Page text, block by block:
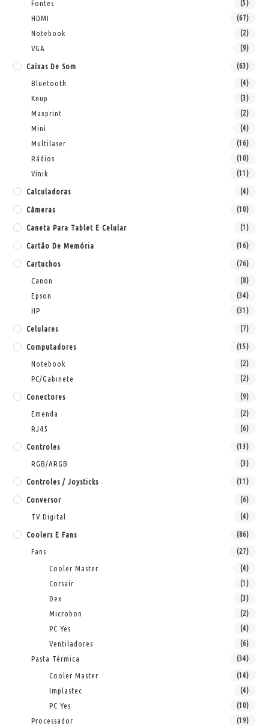
Fontes (5)
HDMI (67)
Notebook (2)
VGA (9)
Caixas De Som (63)
Bluetooth (4)
Knup (3)
Maxprint (2)
Mini (4)
Multilaser (16)
Rádios (10)
Vinik (11)
Calculadoras (4)
Câmeras (10)
Caneta Para Tablet E Celular (1)
Cartão De Memória (16)
Cartuchos (76)
Canon (8)
Epson (34)
HP (31)
Celulares (7)
Computadores (15)
Notebook (2)
PC/Gabinete (2)
Conectores (9)
Emenda (2)
RJ45 (6)
Controles (13)
RGB/ARGB (3)
Controles / Joysticks (11)
Conversor (6)
TV Digital (4)
Coolers E Fans (86)
Fans (27)
Cooler Master (4)
Corsair (1)
Dex (3)
Microbon (2)
PC Yes (4)
Ventiladores (6)
Pasta Térmica (34)
Cooler Master (14)
Implastec (4)
PC Yes (10)
Processador (19)